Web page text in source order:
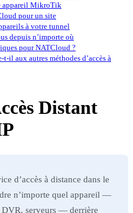
appareil MikroTik
pour un site
à votre tunnel
depuis n’importe où
pour NATCloud ?
il aux autres méthodes d’accès à
Distant
d’accès à distance dans le
n’importe quel appareil —
DVR, serveurs — derrière